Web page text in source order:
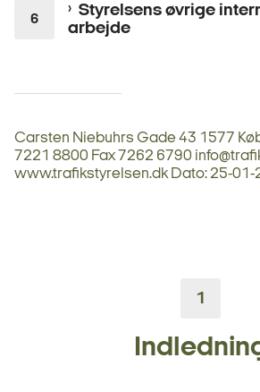
Styrelsens øvrige
arbejde
Carsten Niebuhrs Gade 43 1577
7221 8800 Fax 7262 6790
www.trafikstyrelsen.dk Dato: 25-01-
1